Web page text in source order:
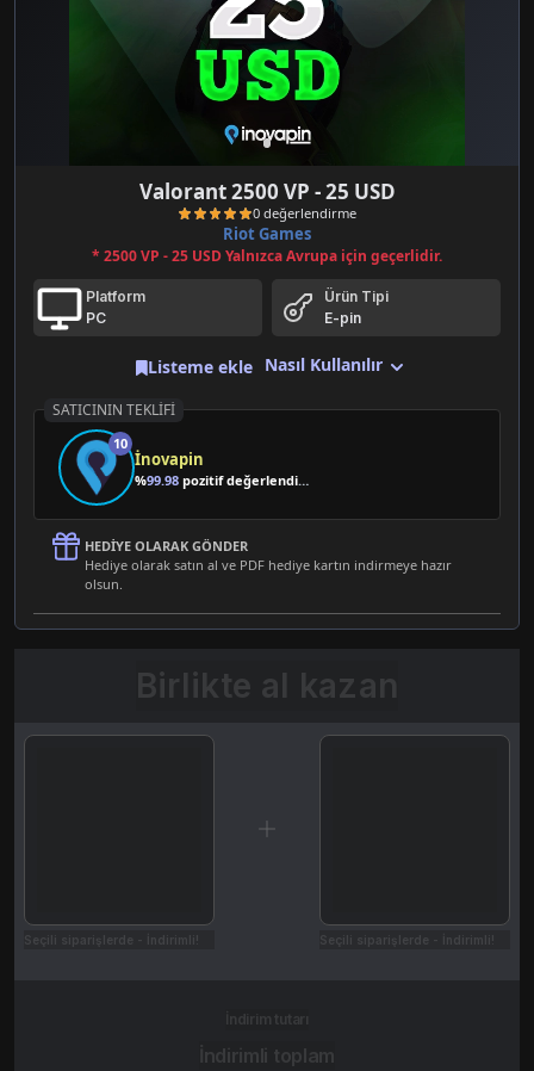
Valorant 2500 VP - 25 USD
Riot Games
* 2500 VP - 25 USD Yalnızca Avrupa için geçerlidir.
Platform
PC
Ürün Tipi
E-pin
Nasıl Kullanılır
Listeme ekle
SATICININ TEKLIFI
10
İnovapin
%99.98 pozitif değerlendirme
HEDIYE OLARAK GÖNDER
Hediye olarak satın al ve PDF hediye kartın indirmeye hazır
olsun.
Birlikte al kazan
Seçili siparişlerde - İndirimli! Seçili siparişlerde - İndirimli!
İndirim tutarı
İndirimli toplam